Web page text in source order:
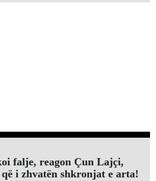
falje, reagon Çun Lajçi,
i zhvatën shkronjat e arta!￼